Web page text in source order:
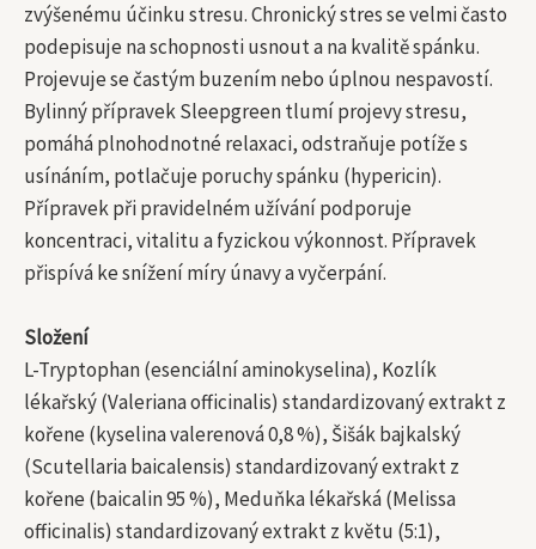
zvýšenému účinku stresu. Chronický stres se velmi často
podepisuje na schopnosti usnout a na kvalitě spánku.
Projevuje se častým buzením nebo úplnou nespavostí.
Bylinný přípravek Sleepgreen tlumí projevy stresu,
pomáhá plnohodnotné relaxaci, odstraňuje potíže s
usínáním, potlačuje poruchy spánku (hypericin).
Přípravek při pravidelném užívání podporuje
koncentraci, vitalitu a fyzickou výkonnost. Přípravek
přispívá ke snížení míry únavy a vyčerpání.
Složení
L-Tryptophan (esenciální aminokyselina), Kozlík
lékařský (Valeriana officinalis) standardizovaný extrakt z
kořene (kyselina valerenová 0,8 %), Šišák bajkalský
(Scutellaria baicalensis) standardizovaný extrakt z
kořene (baicalin 95 %), Meduňka lékařská (Melissa
officinalis) standardizovaný extrakt z květu (5:1),